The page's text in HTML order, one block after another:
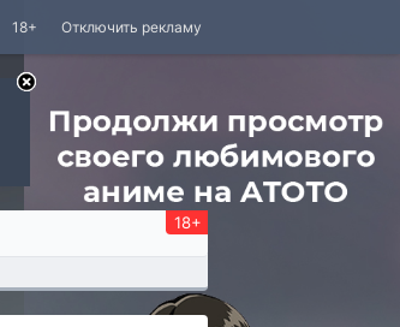
Отключить рекламу
18+
18+